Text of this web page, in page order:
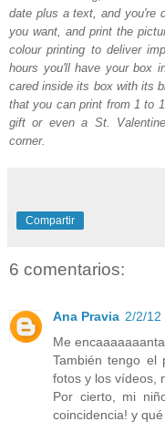
date plus a text, and you're
you want, and print the
colour printing to deliver
hours you'll have your box
cared inside its box with its
that you can print from 1 to
gift or even a St.
corner.
Compartir
6 comentarios:
Ana Pravia 2/2/12
Me
También tengo el
fotos y los vídeos,
Por cierto, mi
coincidencia! y